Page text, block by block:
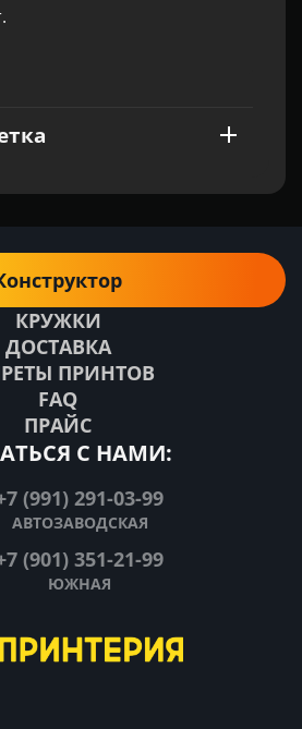
С НАМИ:
(991) 291-03-99
АВТОЗАВОДСКАЯ
(901) 351-21-99
ЮЖНАЯ
КРУЖКИ
ДОСТАВКА
ПРИНТОВ
FAQ
ПРАЙС